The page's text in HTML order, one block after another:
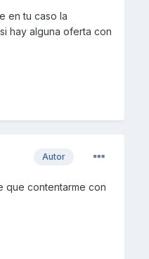
en tu caso la
hay alguna oferta con
Autor
que contentarme con